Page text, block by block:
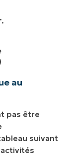
.
au
pas être
suivant